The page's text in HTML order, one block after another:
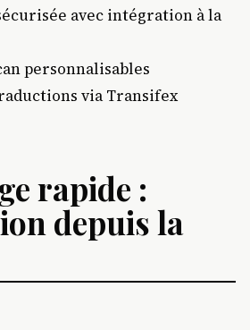
avec intégration à la
personnalisables
via Transifex
rapide :
depuis la